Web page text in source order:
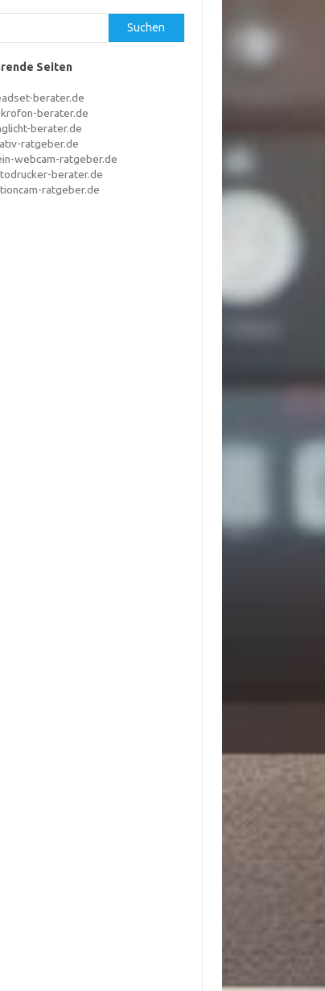
Suchen
Seiten
berater.de
berater.de
berater.de
ratgeber.de
webcam-ratgeber.de
berater.de
ratgeber.de